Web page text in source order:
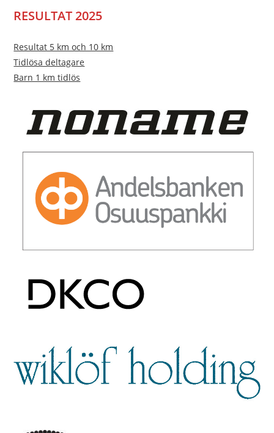
RESULTAT 2025
Resultat 5 km och 10 km
Tidlösa deltagare
Barn 1 km tidlös